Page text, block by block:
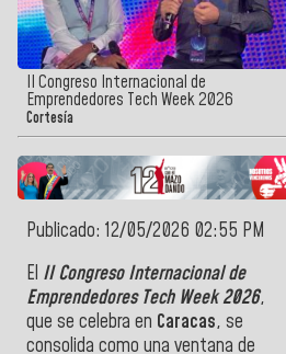
II Congreso Internacional de
Emprendedores Tech Week 2026
Cortesía
Publicado: 12/05/2026 02:55 PM
El II Congreso Internacional de
Emprendedores Tech Week 2026,
que se celebra en Caracas, se
consolida como una ventana de